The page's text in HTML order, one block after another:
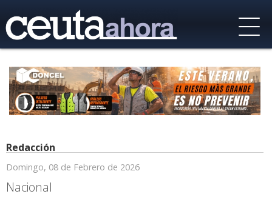
Redacción
Domingo, 08 de Febrero de 2026
Nacional